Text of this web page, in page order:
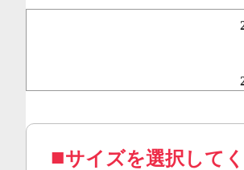
オフセット印刷に近い品質
コピー機やレーザープリンター等
サイズを選択して